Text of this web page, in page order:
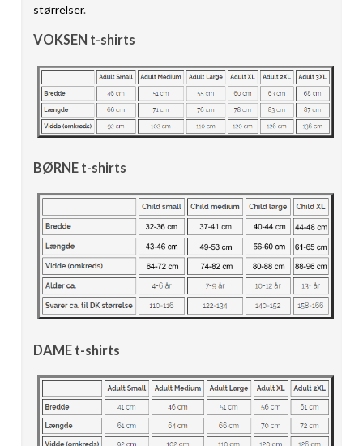
størrelser.
VOKSEN t-shirts
BØRNE t-shirts
DAME t-shirts